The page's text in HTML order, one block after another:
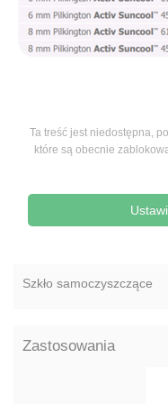
Ta treść jest niedostępna,
które są obecnie
Szkło samoczyszczące
Zastosowania